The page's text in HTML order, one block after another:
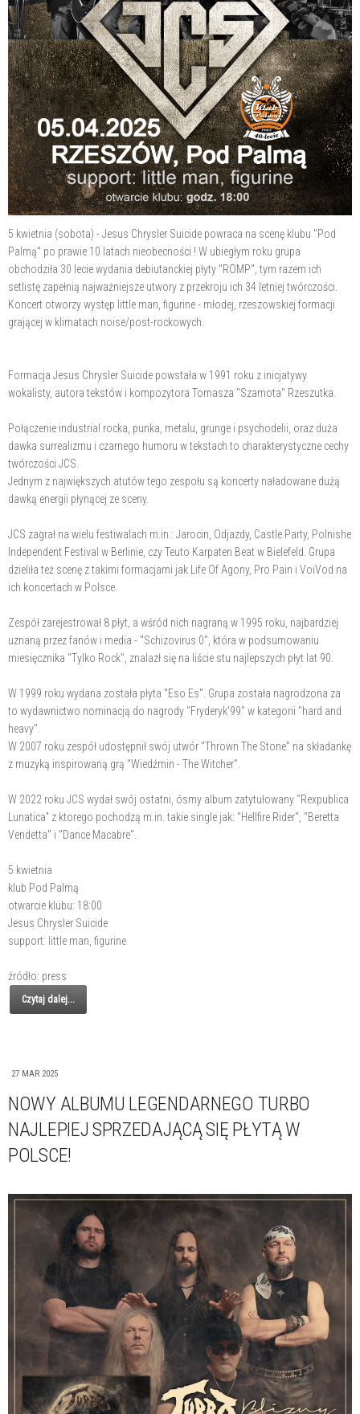
5 kwietnia (sobota) - Jesus Chrysler Suicide powraca na scenę klubu "Pod
Palmą" po prawie 10 latach nieobecności ! W ubiegłym roku grupa
obchodziła 30 lecie wydania debiutanckiej płyty "ROMP", tym razem ich
setlistę zapełnią najważniejsze utwory z przekroju ich 34 letniej twórczości.
Koncert otworzy występ little man, figurine - młodej, rzeszowskiej formacji
grającej w klimatach noise/post-rockowych.
Formacja Jesus Chrysler Suicide powstała w 1991 roku z inicjatywy
wokalisty, autora tekstów i kompozytora Tomasza "Szamota" Rzeszutka.
Połączenie industrial rocka, punka, metalu, grunge i psychodelii, oraz duża
dawka surrealizmu i czarnego humoru w tekstach to charakterystyczne cechy
twórczości JCS.
Jednym z największych atutów tego zespołu są koncerty naładowane dużą
dawką energii płynącej ze sceny.
JCS zagrał na wielu festiwalach m.in.: Jarocin, Odjazdy, Castle Party, Polnishe
Independent Festival w Berlinie, czy Teuto Karpaten Beat w Bielefeld. Grupa
dzieliła też scenę z takimi formacjami jak Life Of Agony, Pro Pain i VoiVod na
ich koncertach w Polsce.
Zespół zarejestrował 8 płyt, a wśród nich nagraną w 1995 roku, najbardziej
uznaną przez fanów i media - "Schizovirus 0", która w podsumowaniu
miesięcznika "Tylko Rock", znalazł się na liście stu najlepszych płyt lat 90.
W 1999 roku wydana została płyta "Eso Es". Grupa została nagrodzona za
to wydawnictwo nominacją do nagrody "Fryderyk'99" w kategorii "hard and
heavy".
W 2007 roku zespół udostępnił swój utwór "Thrown The Stone" na składankę
z muzyką inspirowaną grą "Wiedźmin - The Witcher".
W 2022 roku JCS wydał swój ostatni, ósmy album zatytułowany “Rexpublica
Lunatica” z ktorego pochodzą m.in. takie single jak: "Hellfire Rider", "Beretta
Vendetta" i "Dance Macabre".
5 kwietnia
klub Pod Palmą
otwarcie klubu: 18:00
Jesus Chrysler Suicide
support: little man, figurine
źródło: press
Czytaj dalej...
27 MAR 2025
NOWY ALBUMU LEGENDARNEGO TURBO
NAJLEPIEJ SPRZEDAJĄCĄ SIĘ PŁYTĄ W
POLSCE!